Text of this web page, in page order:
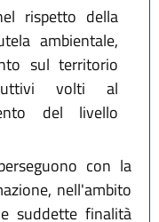
rispetto della
ambientale,
sul territorio
volti al
del livello
con la
nell'ambito
suddette finalità